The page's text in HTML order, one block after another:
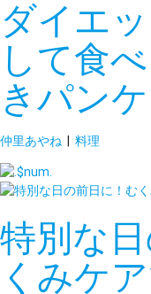
ダイエ
して食
きパン
仲里あやね | 料理
特別な
くみケ